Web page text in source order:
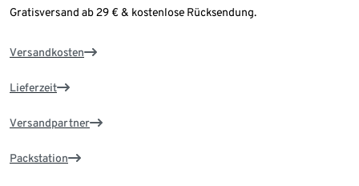
Gratisversand ab 29 € & kostenlose Rücksendung.
Versandkosten
Lieferzeit
Versandpartner
Packstation